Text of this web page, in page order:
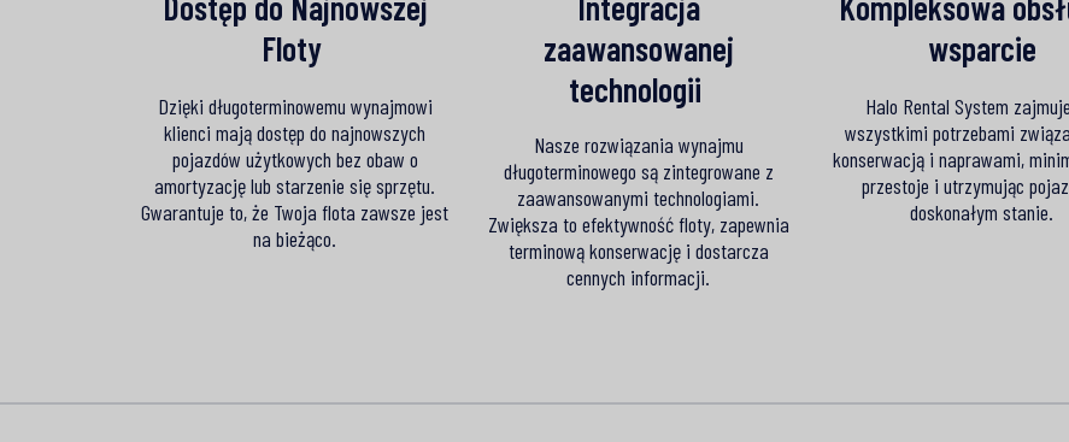
Floty ​
Dzięki długoterminowemu wynajmowi
klienci mają dostęp do najnowszych
pojazdów użytkowych bez obaw o
amortyzację lub starzenie się sprzętu.
Gwarantuje to, że Twoja flota zawsze jest
na bieżąco.
zaawansowanej
technologii​​ ​
Nasze rozwiązania wynajmu
długoterminowego są zintegrowane z
zaawansowanymi technologiami.
Zwiększa to efektywność floty, zapewnia
terminową konserwację i dostarcza
cennych informacji.
wsparcie​​
Halo Rental System
wszystkimi potrzebami
konserwacją i naprawami,
przestoje i utrzymując
doskonałym stanie.